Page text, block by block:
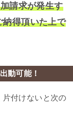
請求が発生す
納得頂いた上で
動可能！
付けないと次の